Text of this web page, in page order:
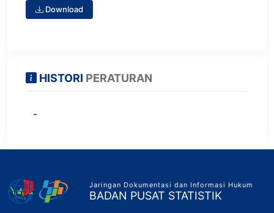
Download
HISTORI PERATURAN
-
Jaringan Dokumentasi dan Informasi Hukum
BADAN PUSAT STATISTIK